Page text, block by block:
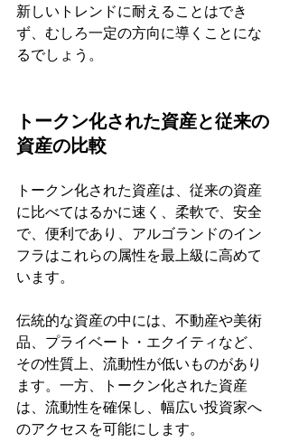
新しいトレンドに耐えることはでき
ず、むしろ一定の方向に導くことにな
るでしょう。
トークン化された資産と従来の
資産の比較
トークン化された資産は、従来の資産
に比べてはるかに速く、柔軟で、安全
で、便利であり、アルゴランドのイン
フラはこれらの属性を最上級に高めて
います。
伝統的な資産の中には、不動産や美術
品、プライベート・エクイティなど、
その性質上、流動性が低いものがあり
ます。一方、トークン化された資産
は、流動性を確保し、幅広い投資家へ
のアクセスを可能にします。